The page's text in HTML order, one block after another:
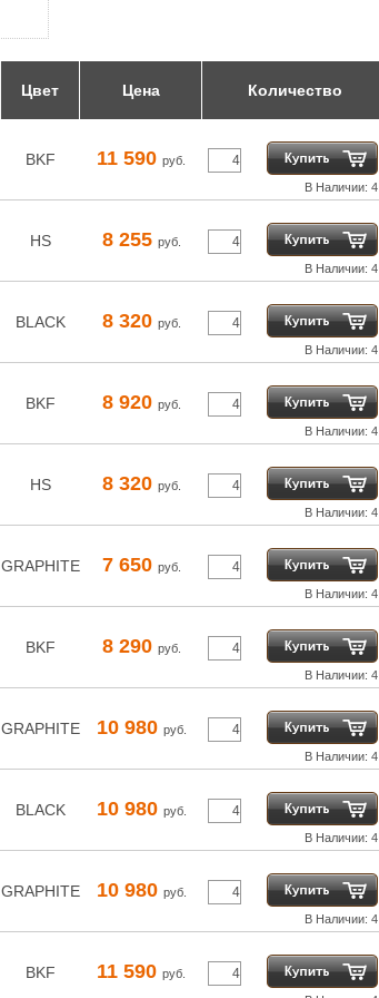
Цвет Цена Количество
BKF 11 590 руб.
В Наличии: 4
HS 8 255 руб.
В Наличии: 4
BLACK 8 320 руб.
В Наличии: 4
BKF 8 920 руб.
В Наличии: 4
HS 8 320 руб.
В Наличии: 4
GRAPHITE 7 650 руб.
В Наличии: 4
BKF 8 290 руб.
В Наличии: 4
GRAPHITE 10 980 руб.
В Наличии: 4
BLACK 10 980 руб.
В Наличии: 4
GRAPHITE 10 980 руб.
В Наличии: 4
BKF 11 590 руб.